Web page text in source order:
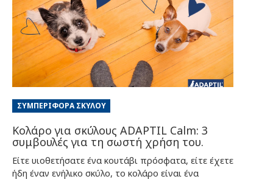
ΣΥΜΠΕΡΙΦΟΡΆ ΣΚΎΛΟΥ
Κολάρο για σκύλους ADAPTIL Calm: 3
συμβουλές για τη σωστή χρήση του.
Είτε υιοθετήσατε ένα κουτάβι πρόσφατα, είτε έχετε
ήδη έναν ενήλικο σκύλο, το κολάρο είναι ένα